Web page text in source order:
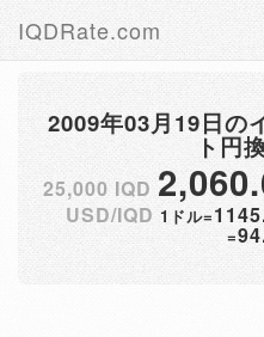
IQDRate.com
2009年03月19日の
ト円
25,000 IQD
USD/IQD 1ドル=
=